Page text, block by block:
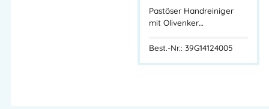
Kategorien: Unkategorisiert
HSP Frisör und Kosmetik,HSP Kantine
HSP Zahntechniker
Pastöser Handreiniger
mit Olivenker…
Best.-Nr.: 39G14124005